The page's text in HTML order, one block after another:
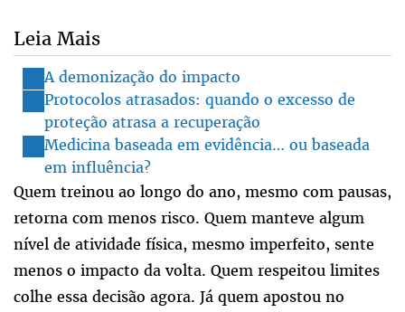
Leia Mais
A demonização do impacto
Protocolos atrasados: quando o excesso de
proteção atrasa a recuperação
Medicina baseada em evidência… ou baseada
em influência?
Quem treinou ao longo do ano, mesmo com pausas,
retorna com menos risco. Quem manteve algum
nível de atividade física, mesmo imperfeito, sente
menos o impacto da volta. Quem respeitou limites
colhe essa decisão agora. Já quem apostou no